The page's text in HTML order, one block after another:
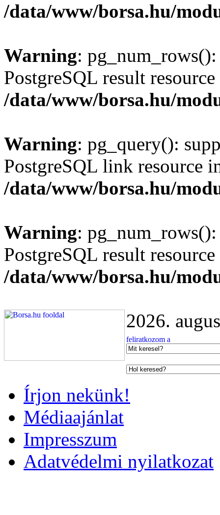
/data/www/borsa.hu/
Warning:
PostgreSQL result
/data/www/borsa.hu/
Warning: pg_query():
PostgreSQL link resource
/data/www/borsa.hu/
Warning:
PostgreSQL result
/data/www/borsa.hu/
2026.
Írjon nekünk!
Médiaajánlat
Impresszum
Adatvédelmi nyilatkozat